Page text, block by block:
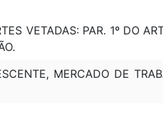
VETADAS: PAR. 1º DO
MERCADO DE